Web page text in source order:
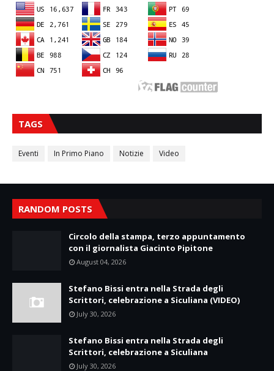
TAGS
Eventi In Primo Piano Notizie Video
RANDOM POSTS
Circolo della stampa, terzo appuntamento
con il giornalista Giacinto Pipitone
August 04, 2026
Stefano Bissi entra nella Strada degli
Scrittori, celebrazione a Siculiana (VIDEO)
July 30, 2026
Stefano Bissi entra nella Strada degli
Scrittori, celebrazione a Siculiana
July 30, 2026